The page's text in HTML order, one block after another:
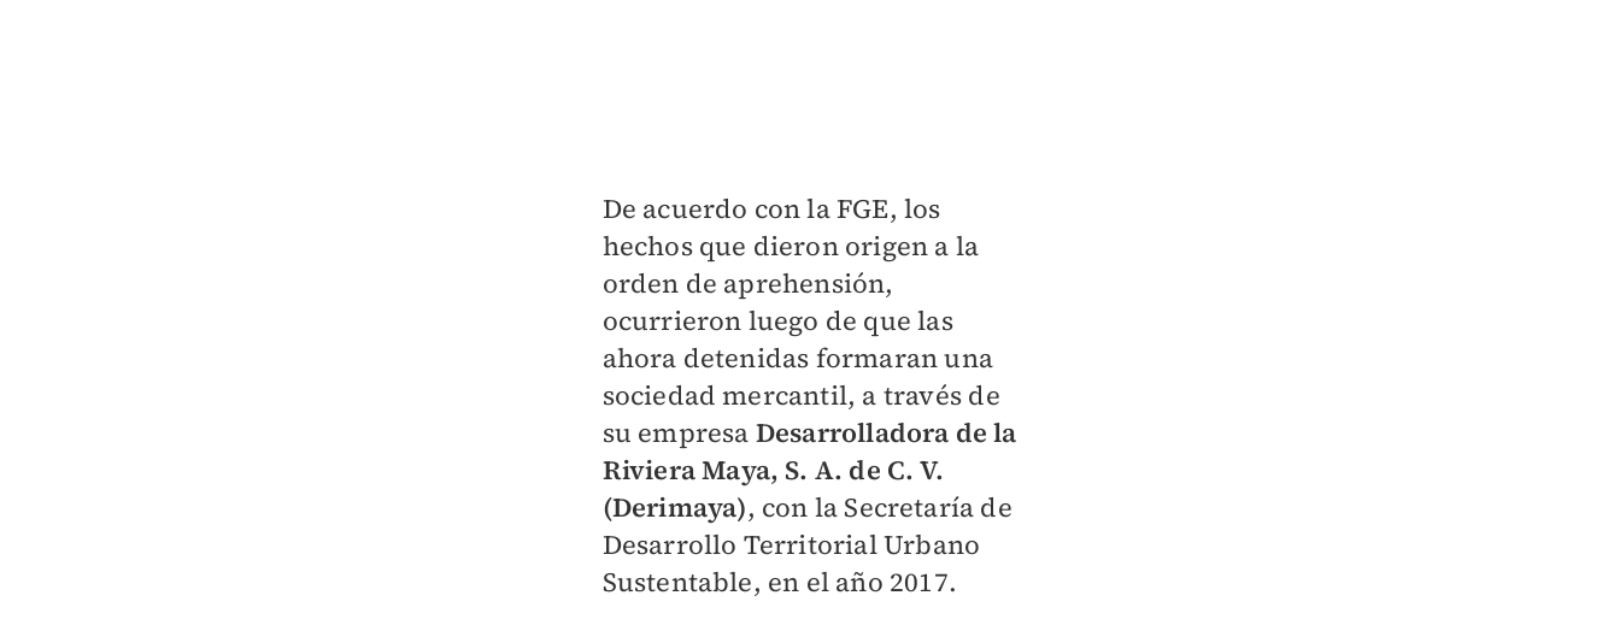
De acuerdo con la FGE, los
hechos que dieron origen a la
orden de aprehensión,
ocurrieron luego de que las
ahora detenidas formaran una
sociedad mercantil, a través de
su empresa Desarrolladora de la
Riviera Maya, S. A. de C. V.
(Derimaya), con la Secretaría de
Desarrollo Territorial Urbano
Sustentable, en el año 2017.